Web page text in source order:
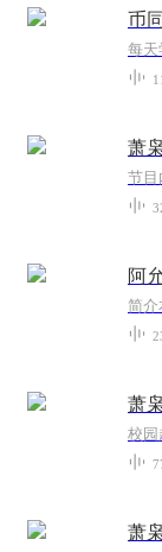
币
萧
阿
萧
校园
萧